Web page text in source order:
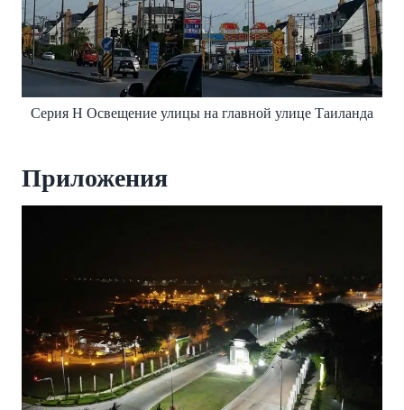
Серия H Освещение улицы на главной улице Таиланда
Приложения